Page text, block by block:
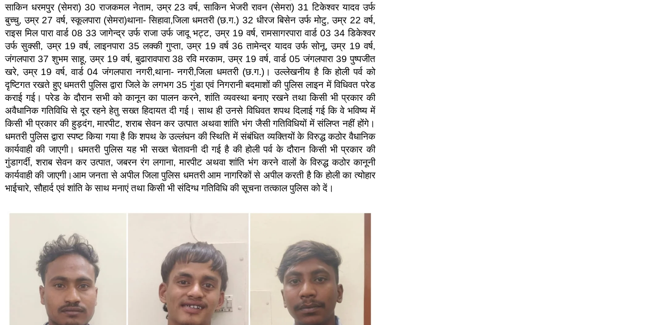
साकिन धरमपुर (सेमरा) 30 राजकमल नेताम, उम्र 23 वर्ष, साकिन भेजरी रावन (सेमरा) 31 टिकेश्वर यादव उर्फ
बुच्चु, उम्र 27 वर्ष, स्कूलपारा (सेमरा)थाना- सिहावा,जिला धमतरी (छ.ग.) 32 धीरज बिसेन उर्फ मोटु, उम्र 22 वर्ष,
राइस मिल पारा वार्ड 08 33 जागेन्द्र उर्फ राजा उर्फ जादू भट्ट, उम्र 19 वर्ष, रामसागरपारा वार्ड 03 34 डिकेश्वर
उर्फ सुक्सी, उम्र 19 वर्ष, लाइनपारा 35 लक्की गुप्ता, उम्र 19 वर्ष 36 तामेन्द्र यादव उर्फ सोनू, उम्र 19 वर्ष,
जंगलपारा 37 शुभम साहू, उम्र 19 वर्ष, बुढारावपारा 38 रवि मरकाम, उम्र 19 वर्ष, वार्ड 05 जंगलपारा 39 पुष्पजीत
खरे, उम्र 19 वर्ष, वार्ड 04 जंगलपारा नगरी,थाना- नगरी,जिला धमतरी (छ.ग.)। उल्लेखनीय है कि होली पर्व को
दृष्टिगत रखते हुए धमतरी पुलिस द्वारा जिले के लगभग 35 गुंडा एवं निगरानी बदमाशों की पुलिस लाइन में विधिवत परेड
कराई गई। परेड के दौरान सभी को कानून का पालन करने, शांति व्यवस्था बनाए रखने तथा किसी भी प्रकार की
अवैधानिक गतिविधि से दूर रहने हेतु सख्त हिदायत दी गई। साथ ही उनसे विधिवत शपथ दिलाई गई कि वे भविष्य में
किसी भी प्रकार की हुड़दंग, मारपीट, शराब सेवन कर उत्पात अथवा शांति भंग जैसी गतिविधियों में संलिप्त नहीं होंगे।
धमतरी पुलिस द्वारा स्पष्ट किया गया है कि शपथ के उल्लंघन की स्थिति में संबंधित व्यक्तियों के विरुद्ध कठोर वैधानिक
कार्यवाही की जाएगी। धमतरी पुलिस यह भी सख्त चेतावनी दी गई है की होली पर्व के दौरान किसी भी प्रकार की
गुंडागर्दी, शराब सेवन कर उत्पात, जबरन रंग लगाना, मारपीट अथवा शांति भंग करने वालों के विरुद्ध कठोर कानूनी
कार्यवाही की जाएगी।आम जनता से अपील जिला पुलिस धमतरी आम नागरिकों से अपील करती है कि होली का त्योहार
भाईचारे, सौहार्द एवं शांति के साथ मनाएं तथा किसी भी संदिग्ध गतिविधि की सूचना तत्काल पुलिस को दें।